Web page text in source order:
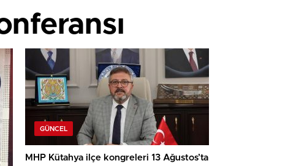
GÜNCEL
MHP Kütahya ilçe kongreleri 13 Ağustos’ta